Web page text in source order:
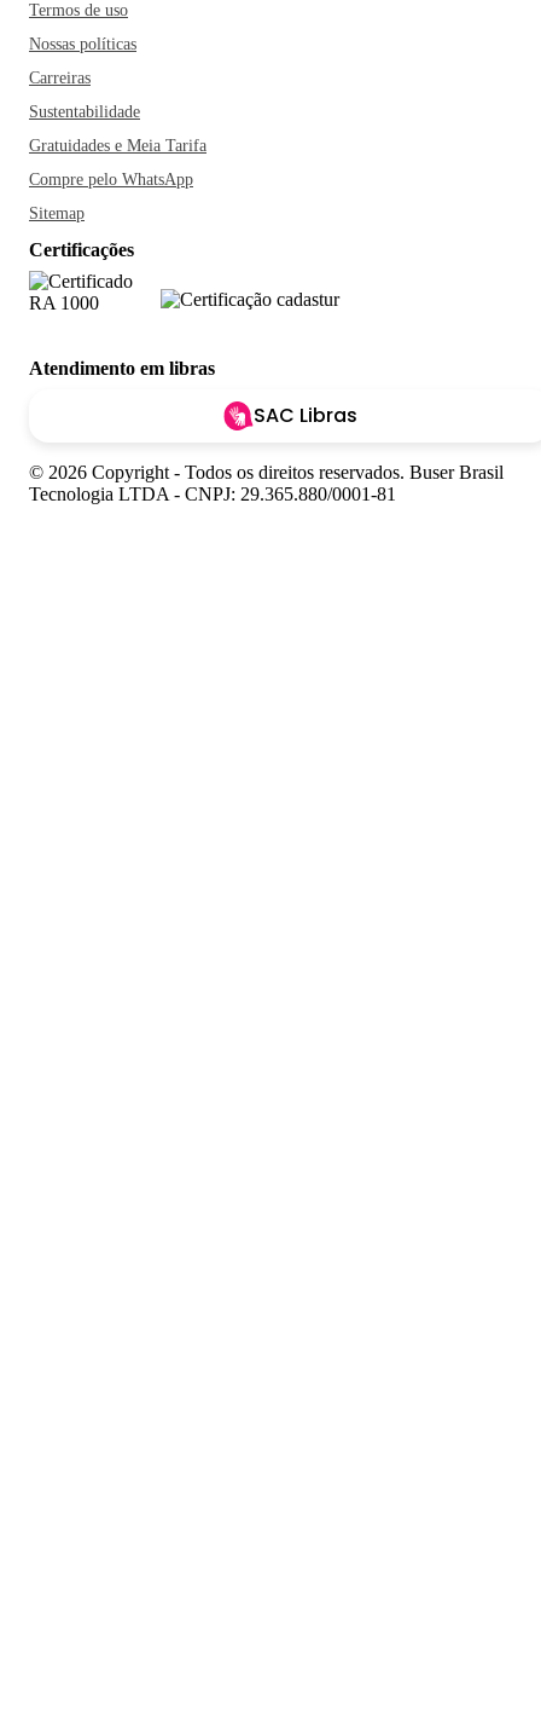
Termos de uso
Nossas políticas
Carreiras
Sustentabilidade
Gratuidades e Meia Tarifa
Compre pelo WhatsApp
Sitemap
Certificações
Atendimento em libras
SAC Libras
© 2026 Copyright - Todos os direitos reservados. Buser Brasil
Tecnologia LTDA - CNPJ: 29.365.880/0001-81